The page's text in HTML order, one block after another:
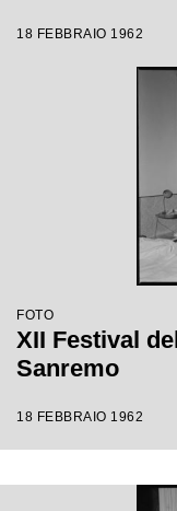
18 FEBBRAIO 1962
FOTO
XII Festival
Sanremo
18 FEBBRAIO 1962